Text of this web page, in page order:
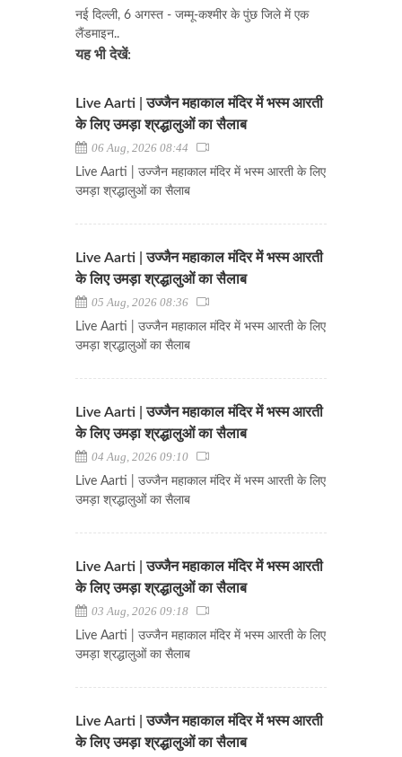
नई दिल्ली, 6 अगस्त - जम्मू-कश्मीर के पुंछ जिले में एक
लैंडमाइन..
यह भी देखें:
Live Aarti | उज्जैन महाकाल मंदिर में भस्म आरती
के लिए उमड़ा श्रद्धालुओं का सैलाब
06 Aug, 2026 08:44
Live Aarti | उज्जैन महाकाल मंदिर में भस्म आरती के लिए
उमड़ा श्रद्धालुओं का सैलाब
Live Aarti | उज्जैन महाकाल मंदिर में भस्म आरती
के लिए उमड़ा श्रद्धालुओं का सैलाब
05 Aug, 2026 08:36
Live Aarti | उज्जैन महाकाल मंदिर में भस्म आरती के लिए
उमड़ा श्रद्धालुओं का सैलाब
Live Aarti | उज्जैन महाकाल मंदिर में भस्म आरती
के लिए उमड़ा श्रद्धालुओं का सैलाब
04 Aug, 2026 09:10
Live Aarti | उज्जैन महाकाल मंदिर में भस्म आरती के लिए
उमड़ा श्रद्धालुओं का सैलाब
Live Aarti | उज्जैन महाकाल मंदिर में भस्म आरती
के लिए उमड़ा श्रद्धालुओं का सैलाब
03 Aug, 2026 09:18
Live Aarti | उज्जैन महाकाल मंदिर में भस्म आरती के लिए
उमड़ा श्रद्धालुओं का सैलाब
Live Aarti | उज्जैन महाकाल मंदिर में भस्म आरती
के लिए उमड़ा श्रद्धालुओं का सैलाब